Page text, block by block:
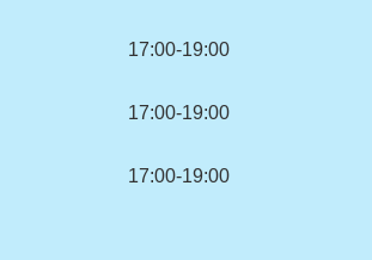
17:00-19:00
17:00-19:00
17:00-19:00